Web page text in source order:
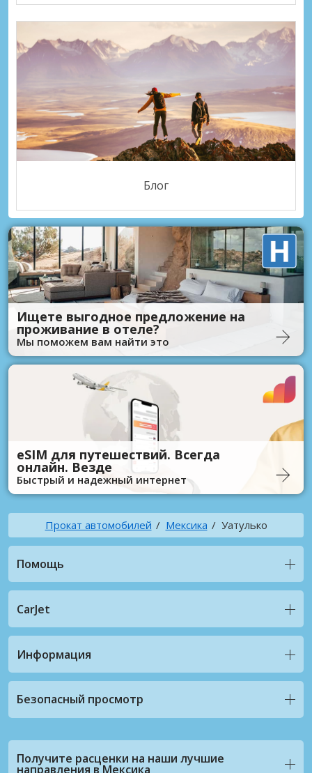
Блог
Ищете выгодное предложение на
проживание в отеле?
Мы поможем вам найти это
eSIM для путешествий. Всегда
онлайн. Везде
Быстрый и надежный интернет
Прокат автомобилей Мексика Уатулько
Помощь
CarJet
Информация
Безопасный просмотр
Получите расценки на наши лучшие
направления в Мексика